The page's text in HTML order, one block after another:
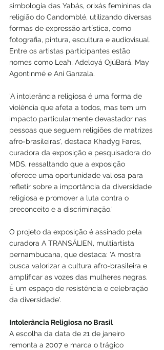
simbologia das Yabás, orixás femininas da
religião do Candomblé, utilizando diversas
formas de expressão artística, como
fotografia, pintura, escultura e audiovisual.
Entre os artistas participantes estão
nomes como Leaħ, Adeloyá OjúBará, May
Agontinmé e Ani Ganzala.
'A intolerância religiosa é uma forma de
violência que afeta a todos, mas tem um
impacto particularmente devastador nas
pessoas que seguem religiões de matrizes
afro-brasileiras', destaca Khadyg Fares,
curadora da exposição e pesquisadora do
MDS, ressaltando que a exposição
'oferece uma oportunidade valiosa para
refletir sobre a importância da diversidade
religiosa e promover a luta contra o
preconceito e a discriminação.'
O projeto da exposição é assinado pela
curadora A TRANSÄLIEN, multiartista
pernambucana, que destaca: 'A mostra
busca valorizar a cultura afro-brasileira e
amplificar as vozes das mulheres negras.
É um espaço de resistência e celebração
da diversidade'.
Intolerância Religiosa no Brasil
A escolha da data de 21 de janeiro
remonta a 2007 e marca o trágico